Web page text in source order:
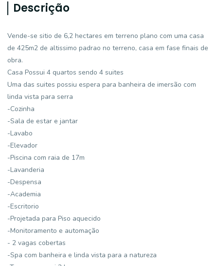
Descrição
Vende-se sitio de 6,2 hectares em terreno plano com uma casa
de 425m2 de altissimo padrao no terreno, casa em fase finais de
obra.
Casa Possui 4 quartos sendo 4 suites
Uma das suites possiu espera para banheira de imersão com
linda vista para serra
-Cozinha
-Sala de estar e jantar
-Lavabo
-Elevador
-Piscina com raia de 17m
-Lavanderia
-Despensa
-Academia
-Escritorio
-Projetada para Piso aquecido
-Monitoramento e automação
- 2 vagas cobertas
-Spa com banheira e linda vista para a natureza